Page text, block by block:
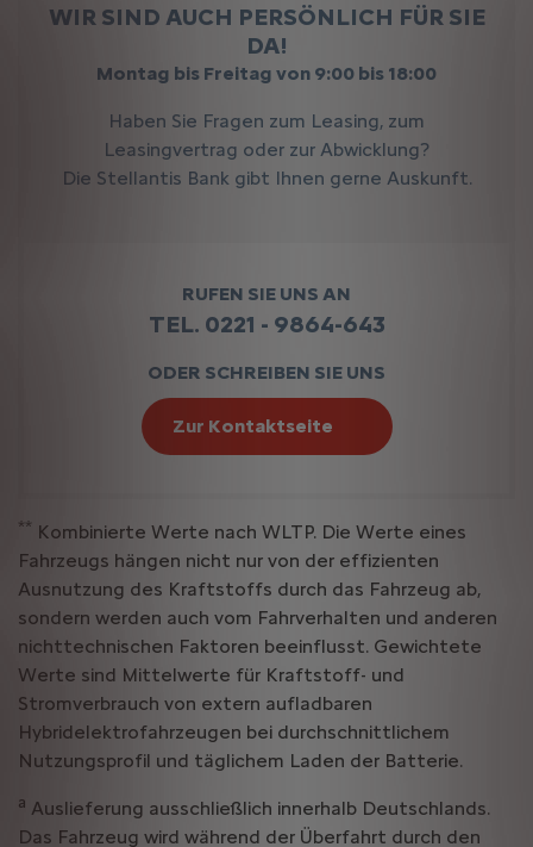
WIR SIND AUCH PERSÖNLICH FÜR SIE
DA!
Montag bis Freitag von 9:00 bis 18:00
Haben Sie Fragen zum Leasing, zum
Leasingvertrag oder zur Abwicklung?
Die Stellantis Bank gibt Ihnen gerne Auskunft.
RUFEN SIE UNS AN
TEL. 0221 - 9864-643
ODER SCHREIBEN SIE UNS
Zur Kontaktseite
** Kombinierte Werte nach WLTP. Die Werte eines
Fahrzeugs hängen nicht nur von der effizienten
Ausnutzung des Kraftstoffs durch das Fahrzeug ab,
sondern werden auch vom Fahrverhalten und anderen
nichttechnischen Faktoren beeinflusst. Gewichtete
Werte sind Mittelwerte für Kraftstoff- und
Stromverbrauch von extern aufladbaren
Hybridelektrofahrzeugen bei durchschnittlichem
Nutzungsprofil und täglichem Laden der Batterie.
a Auslieferung ausschließlich innerhalb Deutschlands.
Das Fahrzeug wird während der Überfahrt durch den